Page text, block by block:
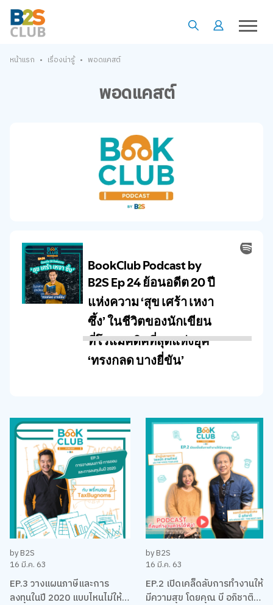
หน้าแรก • เรื่องน่ารู้ • พอดแคสต์
พอดแคสต์
by B2S
16 มี.ค. 63
EP.3 วางแผนภาษีและการ
ลงทุนในปี 2020 แบบไหนไม่ให้
by B2S
16 มี.ค. 63
EP.2 เปิดเคล็ดลับการทำงานให้
มีความสุข โดยคุณ บี อภิชาติ